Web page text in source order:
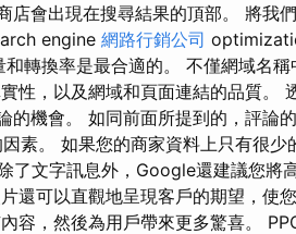
店會出現在搜尋結果的頂部。 將我
engine 網路行銷公司
轉換率是最合適的。 不僅網域名稱
性，以及網域和頁面連結的品質。
的機會。 如同前面所提到的，評論
素。 如果您的商家資料上只有很少
了文字訊息外，Google還建議您將
還可以直觀地呈現客戶的期望，使
容，然後為用戶帶來更多驚喜。